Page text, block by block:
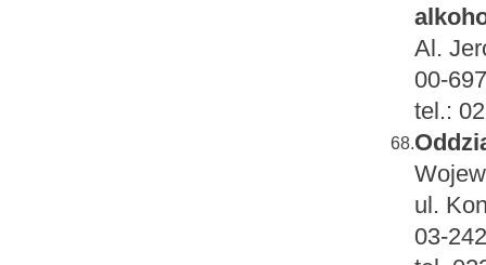
Al.
00-
tel.:
68.
ul.
03-